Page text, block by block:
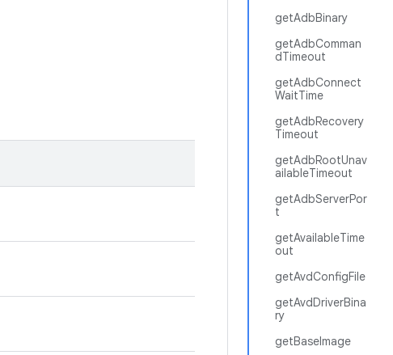
getAdbBinary
getAdbComman
dTimeout
getAdbConnect
WaitTime
getAdbRecovery
Timeout
getAdbRootUnav
ailableTimeout
getAdbServerPor
t
getAvailableTime
out
getAvdConfigFile
getAvdDriverBina
ry
getBaseImage